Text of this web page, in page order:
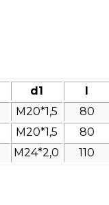
d1
l
M20*1,5
80
М20*1,5
80
М24*2,0 110